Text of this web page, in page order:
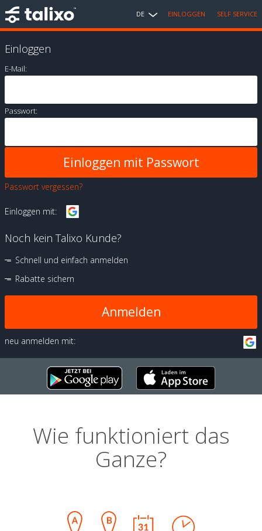
DE EINLOGGEN SELF SERVICE
Einloggen
E-Mail:
Passwort:
Passwort vergessen?
Einloggen mit:
Noch kein Talixo Kunde?
Schnell und einfach anmelden
Rabatte sichern
Anmelden
neu anmelden mit:
Wie funktioniert das
Ganze?